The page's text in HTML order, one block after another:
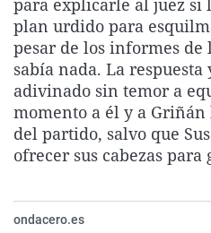
para explicarle al juez si
plan urdido para
pesar de los informes
sabía nada. La respuesta
adivinado sin temor a
momento a él y a Griñán
del partido, salvo que
ofrecer sus cabezas para
ondacero.es